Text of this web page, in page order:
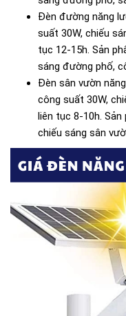
Đèn đường năng
suất 30W, chiếu
tục 12-15h. Sản
sáng đường phố,
Đèn sân vườn
công suất 30W,
liên tục 8-10h.
chiếu sáng sân